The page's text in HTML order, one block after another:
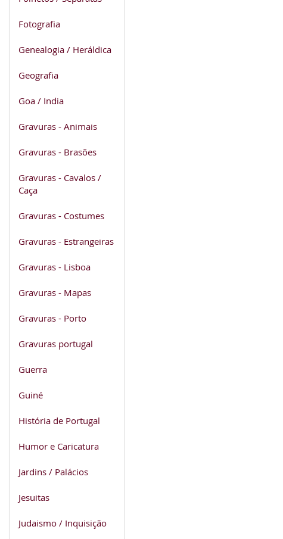
Fotografia
Genealogia / Heráldica
Geografia
Goa / India
Gravuras - Animais
Gravuras - Brasões
Gravuras - Cavalos /
Caça
Gravuras - Costumes
Gravuras - Estrangeiras
Gravuras - Lisboa
Gravuras - Mapas
Gravuras - Porto
Gravuras portugal
Guerra
Guiné
História de Portugal
Humor e Caricatura
Jardins / Palácios
Jesuitas
Judaismo / Inquisição